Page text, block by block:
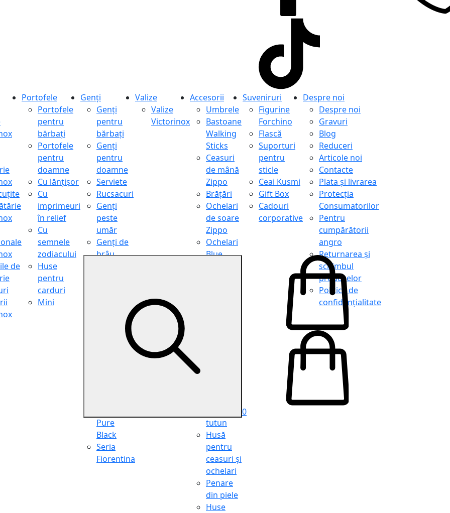
de
Portofele
Portofele
pentru
bărbați
Portofele
pentru
doamne
Cu lănțișor
Cu
imprimeuri
în relief
Cu
semnele
zodiacului
Huse
pentru
carduri
Mini
Genți
Genți
pentru
bărbați
Genți
pentru
doamne
Serviete
Rucsacuri
Genți
peste
umăr
Genți de
brâu
cosmetice
Pure
Black
Seria
Fiorentina
Valize
Valize
Victorinox
Accesorii
Umbrele
Bastoane
Walking
Sticks
Ceasuri
de mână
Zippo
Brățări
Ochelari
de soare
Zippo
Ochelari
Blue
tutun
Husă
pentru
ceasuri și
ochelari
Penare
din piele
Huse
Suveniruri
Figurine
Forchino
Flască
Suporturi
pentru
sticle
Ceai Kusmi
Gift Box
Cadouri
corporative
Despre noi
Despre noi
Gravuri
Blog
Reduceri
Articole noi
Contacte
Plata și livrarea
Protecţia
Consumatorilor
Pentru
cumpărătorii
angro
Returnarea și
schimbul
produselor
Politica de
confidențialitate
0